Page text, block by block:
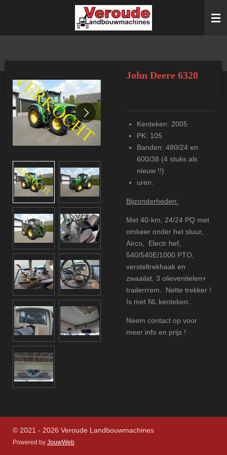
John Deere 6320
Kenteken: 2005
PK: 105
Banden: 480/24 en
600/38 (4 stuks als
nieuw !!)
uren:
Bijzonderheden:
Met 40-km, 24/24 PQ met
omkeer onder het stuur,
Airco, Electr hef,
540/540E/1000 PTO,
versteltrekhaak en
zwaailat, 3 olieventielen+
trailerrrem. Nette trekker !
Is met NL kenteken.
Neem contact op voor
meer info en prijs !
© 2021 - 2026 Veroude Landbouwmachines
Powered by JouwWeb